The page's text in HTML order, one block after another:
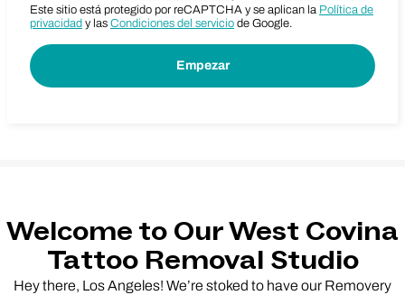
Este sitio está protegido por reCAPTCHA y se aplican la Política de
privacidad y las Condiciones del servicio de Google.
Welcome to Our West Covina
Tattoo Removal Studio
Hey there, Los Angeles! We’re stoked to have our Removery